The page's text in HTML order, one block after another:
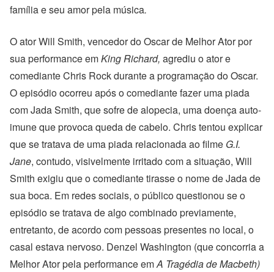
família e seu amor pela música.
O ator Will Smith, vencedor do Oscar de Melhor Ator por
sua performance emKing Richard, agrediu o ator e
comediante Chris Rock durante a programação do Oscar.
O episódio ocorreu após o comediante fazer uma piada
com Jada Smith, que sofre de alopecia, uma doença auto-
imune que provoca queda de cabelo. Chris tentou explicar
que se tratava de uma piada relacionada ao filme G.I.
Jane, contudo, visivelmente irritado com a situação, Will
Smith exigiu que o comediante tirasse o nome de Jada de
sua boca. Em redes sociais, o público questionou se o
episódio se tratava de algo combinado previamente,
entretanto, de acordo com pessoas presentes no local, o
casal estava nervoso. Denzel Washington (que concorria a
Melhor Ator pela performance emA Tragédia de Macbeth)